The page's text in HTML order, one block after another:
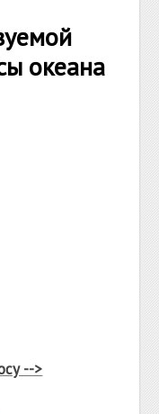
океана
-->